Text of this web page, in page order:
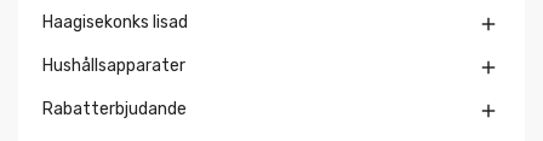
Haagisekonks lisad 
Hushållsapparater 
Rabatterbjudande 